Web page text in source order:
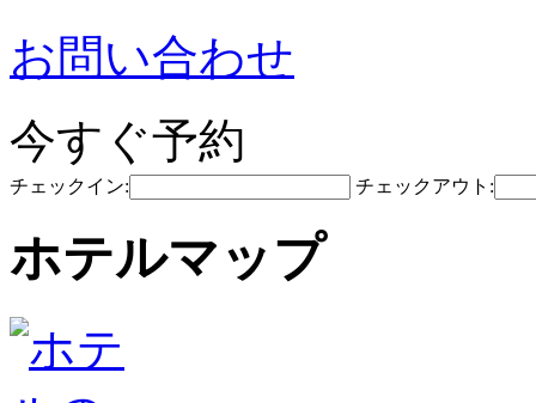
お問い合わせ
今すぐ予約
チェックイン: チェックアウト:
ホテルマップ